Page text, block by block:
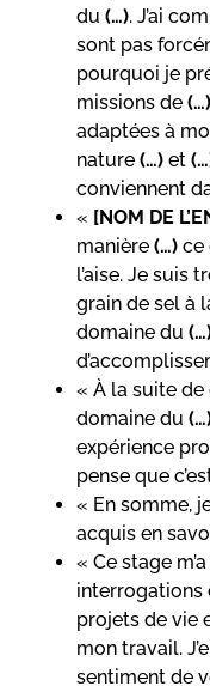
du (…). J’ai
sont pas
pourquoi je
missions de (…)
adaptées à
nature (…) et
conviennent
« [NOM DE
manière (…) ce
l’aise. Je suis
grain de sel à
domaine du
« À la suite
domaine du
expérience
pense que
« En somme,
acquis en
« Ce stage
interrogations
projets de vie
mon travail.
sentiment de